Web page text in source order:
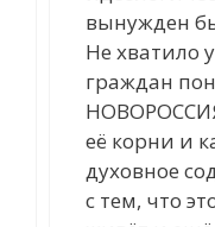
вынужден
Не хватило
граждан
её корни и
духовное
с тем, что